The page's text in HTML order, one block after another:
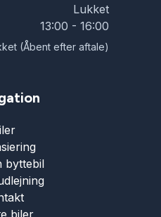
Lukket
13:00 - 16:00
(Åbent efter aftale)
byttebil
biler